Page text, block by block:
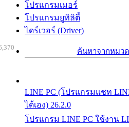
โปรแกรมเมอร์
โปรแกรมยูทิลิตี้
ไดร์เวอร์ (Driver)
ค้นหาจากหมว
LINE PC (โปรแกรมแชท
ได้เอง) 26.2.0
โปรแกรม LINE PC ใช้งาน